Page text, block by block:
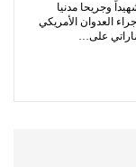
من 51 شهيداً وجريحا مدنيا
العدوان الأمريكي
على…